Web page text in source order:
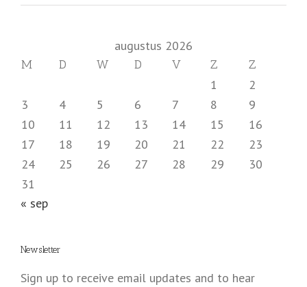
augustus 2026
M D W D V Z Z
1
2
3
4 5 6 7 8
9
10
11 12 13 14 15
16
17
18 19 20 21 22
23
24
25 26 27 28 29
30
31
« sep
Newsletter
Sign up to receive email updates and to hear